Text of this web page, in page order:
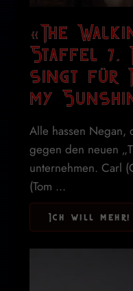
«The
Staffel 7,
singt für
my
Alle hassen Negan,
gegen den neuen
unternehmen. Carl
(Tom ...
Ich will